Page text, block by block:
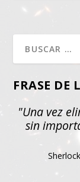
FRASE DE
"Una vez
sin